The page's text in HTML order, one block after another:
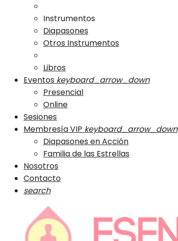
Instrumentos
Diapasones
Otros Instrumentos
Libros
Eventos keyboard_arrow_down
Presencial
Online
Sesiones
Membresía VIP keyboard_arrow_down
Diapasones en Acción
Familia de las Estrellas
Nosotros
Contacto
search